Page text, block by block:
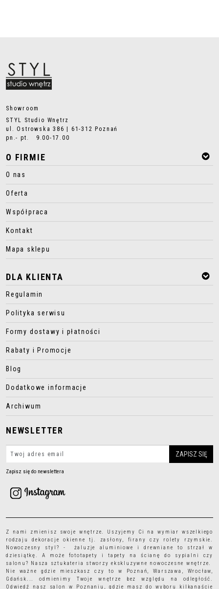
Showroom
STYL Studio Wnętrz
ul. Ostrowska 386 | 61-312 Poznań
pn.- pt. 9.00-17.00
O FIRMIE
O nas
Oferta
Współpraca
Kontakt
Mapa sklepu
DLA KLIENTA
Regulamin
Polityka serwisu
Formy dostawy i płatności
Rabaty i Promocje
Blog
Dodatkowe informacje
Archiwum
NEWSLETTER
Zapisz się do newslettera
Z nami zmienisz swoje wnętrze. Uszyjemy Ci na wymiar wszelkiego
rodzajudekoracje okienne tj. zasłony, firany czy rolety rzymskie.
Nowoczesny styl? - żaluzje aluminiowe i drewniane to strzał w
dziesiątkę. A może fototapety i tapety
na ścianę do sypialni czy
salonu? Nasza sztukateria stworzy ekskluzywne nowoczesne wnętrze.
Nie ważne gdzie mieszkasz czy to w Poznań, Warszawa, Wrocław,
Gdańsk... odmienimy Twoje wnętrze bez względu na odległość.
Odwiedź nasz salon w Poznaniu, gdzie masz do wyboru kilkanaście